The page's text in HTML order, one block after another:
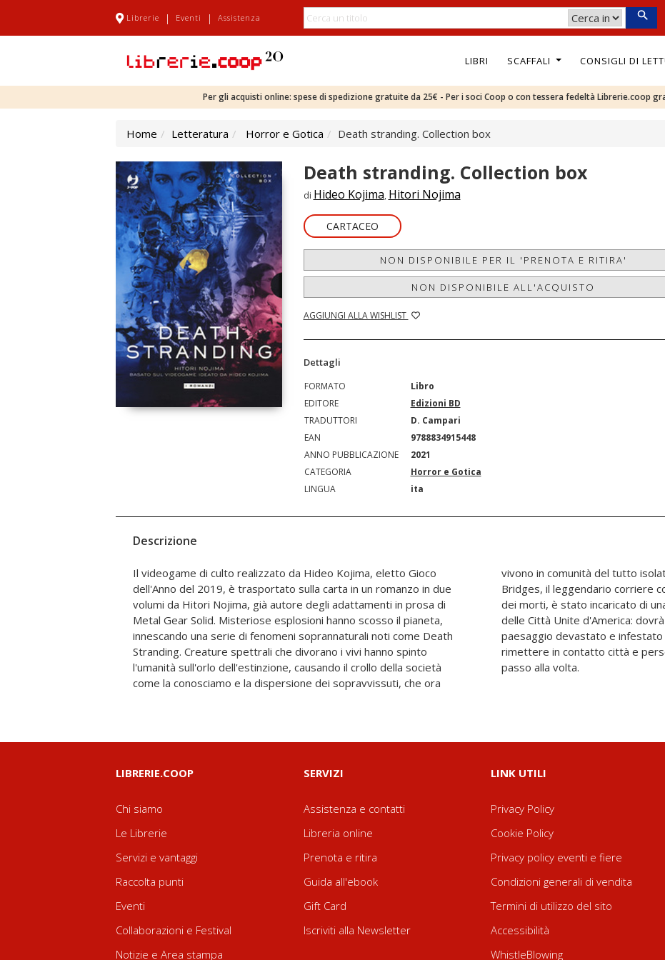
Librerie | Eventi | Assistenza
LIBRI SCAFFALI CONSIGLI DI
Per gli acquisti online: spese di spedizione gratuite da 25€ - Per i soci Coop o con tessera fedeltà Librerie.coop
Home Letteratura Horror e Gotica Death stranding. Collection box
Death stranding. Collection box
di Hideo Kojima, Hitori Nojima
CARTACEO
NON DISPONIBILE PER IL 'PRENOTA E RITIRA'
NON DISPONIBILE ALL'ACQUISTO
AGGIUNGI ALLA WISHLIST
Dettagli
FORMATO
Libro
EDITORE
Edizioni BD
TRADUTTORI
D. Campari
EAN
9788834915448
ANNO PUBBLICAZIONE
2021
CATEGORIA
Horror e Gotica
LINGUA
ita
Descrizione
Il videogame di culto realizzato da Hideo Kojima, eletto Gioco
dell'Anno del 2019, è trasportato sulla carta in un romanzo in due
volumi da Hitori Nojima, già autore degli adattamenti in prosa di
Metal Gear Solid. Misteriose esplosioni hanno scosso il pianeta,
innescando una serie di fenomeni soprannaturali noti come Death
Stranding. Creature spettrali che divorano i vivi hanno spinto
l'umanità sull'orlo dell'estinzione, causando il crollo della società
come la conosciamo e la dispersione dei sopravvissuti, che ora
vivono in comunità del tutto isolate l'una dall'altra. Sam Porter
Bridges, il leggendario corriere con il potere di tornare dal mondo
dei morti, è stato incaricato di una missione critica dal Presidente
delle Città Unite d'America: dovrà viaggiare attraverso questo
paesaggio devastato e infestato di minacce ultraterrene, per
rimettere in contatto città e persone e ricostruire l'America un
passo alla volta.
LIBRERIE.COOP
Chi siamo
Le Librerie
Servizi e vantaggi
Raccolta punti
Eventi
Collaborazioni e Festival
Notizie e Area stampa
SERVIZI
Assistenza e contatti
Libreria online
Prenota e ritira
Guida all'ebook
Gift Card
Iscriviti alla Newsletter
LINK UTILI
Privacy Policy
Cookie Policy
Privacy policy eventi e fiere
Condizioni generali di vendita
Termini di utilizzo del sito
Accessibilità
WhistleBlowing